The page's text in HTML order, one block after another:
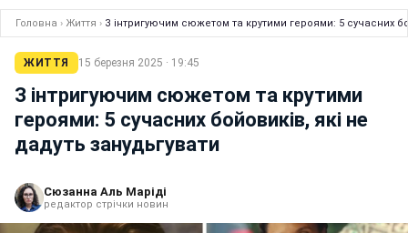
Головна › Життя › З інтригуючим сюжетом та крутими героями: 5 сучасних
ЖИТТЯ 15 березня 2025 · 19:45
З інтригуючим сюжетом та крутими
героями: 5 сучасних бойовиків, які не
дадуть занудьгувати
Сюзанна Аль Маріді
редактор стрічки новин